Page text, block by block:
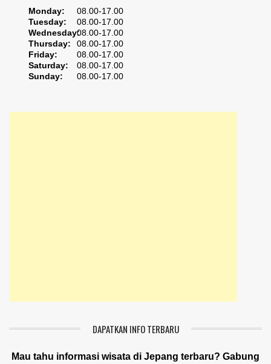
Monday:
08.00-17.00
Tuesday:
08.00-17.00
Wednesday:08.00-17.00
Thursday:
08.00-17.00
Friday:
08.00-17.00
Saturday:
08.00-17.00
Sunday:
08.00-17.00
DAPATKAN INFO TERBARU
Mau tahu informasi wisata di Jepang terbaru? Gabung